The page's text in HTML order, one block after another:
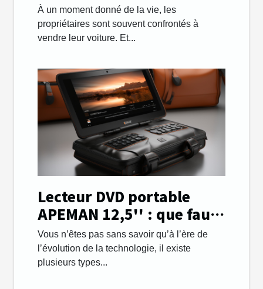
À un moment donné de la vie, les
propriétaires sont souvent confrontés à
vendre leur voiture. Et...
Lecteur DVD portable
APEMAN 12,5'' : que faut-
il savoir ?
Vous n’êtes pas sans savoir qu’à l’ère de
l’évolution de la technologie, il existe
plusieurs types...